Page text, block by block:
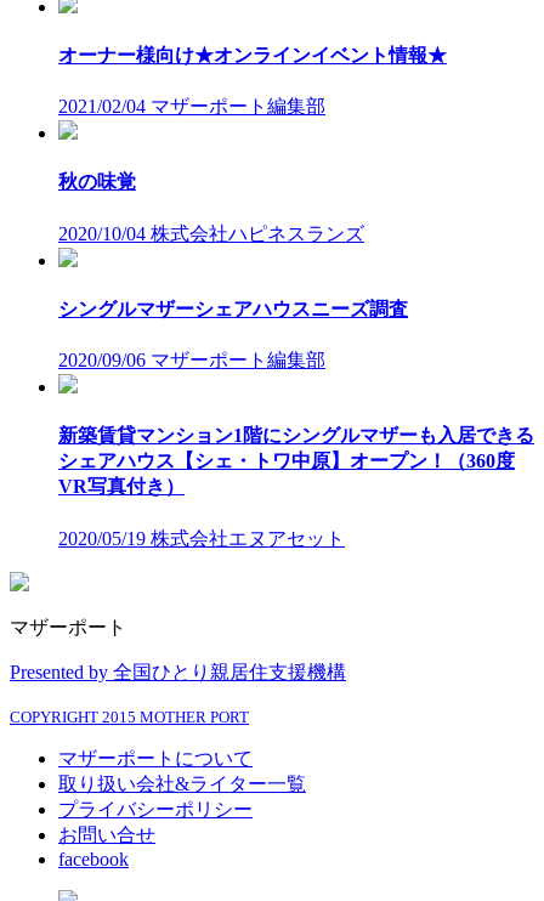
オーナー様向け★オンラインイベント情報★
2021/02/04 マザーポート編集部
秋の味覚
2020/10/04 株式会社ハピネスランズ
シングルマザーシェアハウスニーズ調査
2020/09/06 マザーポート編集部
新築賃貸マンション1階にシングルマザーも入居できる
シェアハウス【シェ・トワ中原】オープン！（360度
VR写真付き）
2020/05/19 株式会社エヌアセット
マザーポート
Presented by 全国ひとり親居住支援機構
COPYRIGHT 2015 MOTHER PORT
マザーポートについて
取り扱い会社&ライター一覧
プライバシーポリシー
お問い合せ
facebook